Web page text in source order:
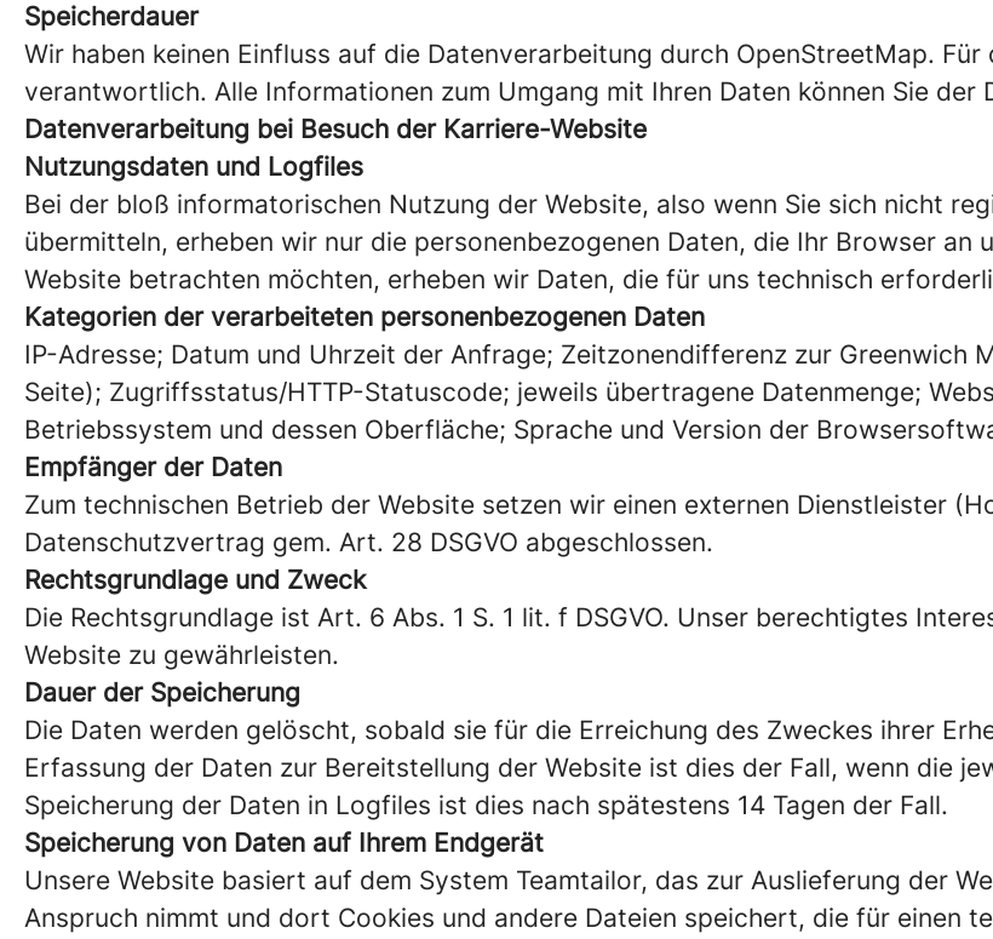
Speicherdauer
Wir haben keinen Einfluss auf die Datenverarbeitung durch OpenStreetMap.
verantwortlich. Alle Informationen zum Umgang mit Ihren Daten können Sie der
Datenverarbeitung bei Besuch der Karriere-Website
Nutzungsdaten und Logfiles
Bei der bloß informatorischen Nutzung der Website, also wenn Sie sich nicht
übermitteln, erheben wir nur die personenbezogenen Daten, die Ihr Browser an
Website betrachten möchten, erheben wir Daten, die für uns technisch
Kategorien der verarbeiteten personenbezogenen Daten
IP-Adresse; Datum und Uhrzeit der Anfrage; Zeitzonendifferenz zur Greenwich
Seite); Zugriffsstatus/HTTP-Statuscode; jeweils übertragene Datenmenge;
Betriebssystem und dessen Oberfläche; Sprache und Version der
Empfänger der Daten
Zum technischen Betrieb der Website setzen wir einen externen Dienstleister
Datenschutzvertrag gem. Art. 28 DSGVO abgeschlossen.
Rechtsgrundlage und Zweck
Die Rechtsgrundlage ist Art. 6 Abs. 1 S. 1 lit. f DSGVO. Unser berechtigtes
Website zu gewährleisten.
Dauer der Speicherung
Die Daten werden gelöscht, sobald sie für die Erreichung des Zweckes ihrer
Erfassung der Daten zur Bereitstellung der Website ist dies der Fall, wenn die
Speicherung der Daten in Logfiles ist dies nach spätestens 14 Tagen der Fall.
Speicherung von Daten auf Ihrem Endgerät
Unsere Website basiert auf dem System Teamtailor, das zur Auslieferung der
Anspruch nimmt und dort Cookies und andere Dateien speichert, die für einen